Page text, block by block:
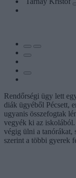
Rendőrségi ügy lett
diák ügyéből Pécsett,
ugyanis összefogtak
vegyék ki az
végig ülni a tanórákat,
szerint a többi gyerek